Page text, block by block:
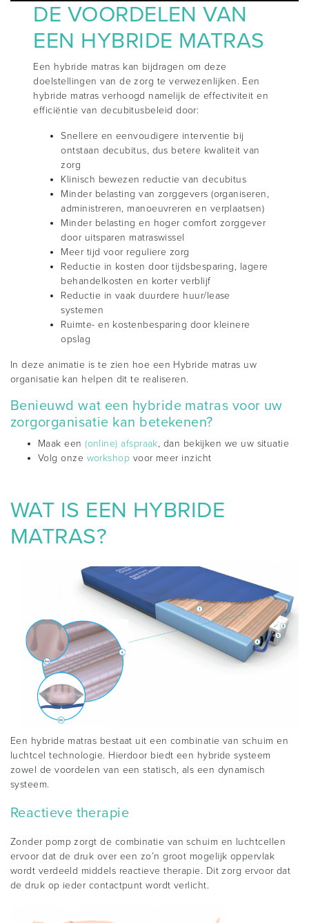
DE VOORDELEN VAN
EEN HYBRIDE MATRAS
Een hybride matras kan bijdragen om deze
doelstellingen van de zorg te verwezenlijken. Een
hybride matras verhoogd namelijk de effectiviteit en
efficiëntie van decubitusbeleid door:
Snellere en eenvoudigere interventie bij
ontstaan decubitus, dus betere kwaliteit van
zorg
Klinisch bewezen reductie van decubitus
Minder belasting van zorggevers (organiseren,
administreren, manoeuvreren en verplaatsen)
Minder belasting en hoger comfort zorggever
door uitsparen matraswissel
Meer tijd voor reguliere zorg
Reductie in kosten door tijdsbesparing, lagere
behandelkosten en korter verblijf
Reductie in vaak duurdere huur/lease
systemen
Ruimte- en kostenbesparing door kleinere
opslag
In deze animatie is te zien hoe een Hybride matras uw
organisatie kan helpen dit te realiseren.
Benieuwd wat een hybride matras voor uw
zorgorganisatie kan betekenen?
Maak een(online) afspraak, dan bekijken we uw situatie
Volg onze workshop voor meer inzicht
WAT IS EEN HYBRIDE
MATRAS?
Een hybride matras bestaat uit een combinatie van schuim en
luchtcel technologie. Hierdoor biedt een hybride systeem
zowel de voordelen van een statisch, als een dynamisch
systeem.
Reactieve therapie
Zonder pomp zorgt de combinatie van schuim en luchtcellen
ervoor dat de druk over een zo’n groot mogelijk oppervlak
wordt verdeeld middels reactieve therapie. Dit zorg ervoor dat
de druk op ieder contactpunt wordt verlicht.